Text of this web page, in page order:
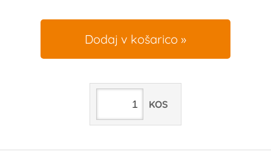
Dodaj v košarico
KOS